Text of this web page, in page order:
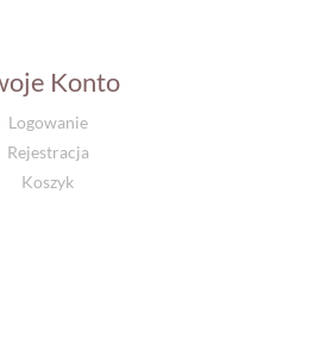
Konto
Logowanie
Rejestracja
Koszyk